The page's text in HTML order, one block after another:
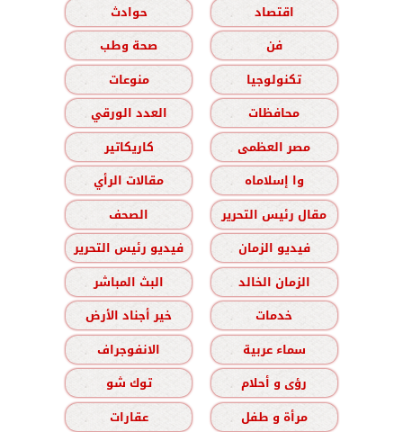
اقتصاد
حوادث
فن
صحة وطب
تكنولوجيا
منوعات
محافظات
العدد الورقي
مصر العظمى
كاريكاتير
وا إسلاماه
مقالات الرأي
مقال رئيس التحرير
الصحف
فيديو الزمان
فيديو رئيس التحرير
الزمان الخالد
البث المباشر
خدمات
خير أجناد الأرض
سماء عربية
الانفوجراف
رؤى و أحلام
توك شو
مرأة و طفل
عقارات